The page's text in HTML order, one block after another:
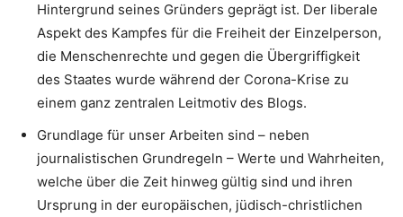
Hintergrund seines Gründers geprägt ist. Der liberale
Aspekt des Kampfes für die Freiheit der Einzelperson,
die Menschenrechte und gegen die Übergriffigkeit
des Staates wurde während der Corona-Krise zu
einem ganz zentralen Leitmotiv des Blogs.
Grundlage für unser Arbeiten sind – neben
journalistischen Grundregeln – Werte und Wahrheiten,
welche über die Zeit hinweg gültig sind und ihren
Ursprung in der europäischen, jüdisch-christlichen